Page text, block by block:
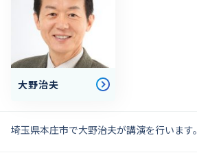
大野治夫
埼玉県本庄市で大野治夫が講演を行います。